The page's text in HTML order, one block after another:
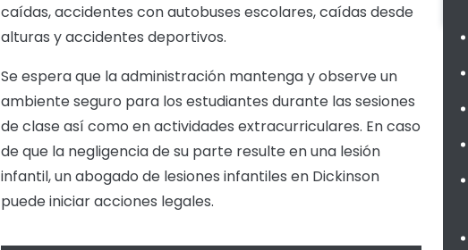
caídas, accidentes con autobuses escolares, caídas desde
alturas y accidentes deportivos.
Se espera que la administración mantenga y observe un
ambiente seguro para los estudiantes durante las sesiones
de clase así como en actividades extracurriculares. En caso
de que la negligencia de su parte resulte en una lesión
infantil, un abogado de lesiones infantiles en Dickinson
puede iniciar acciones legales.